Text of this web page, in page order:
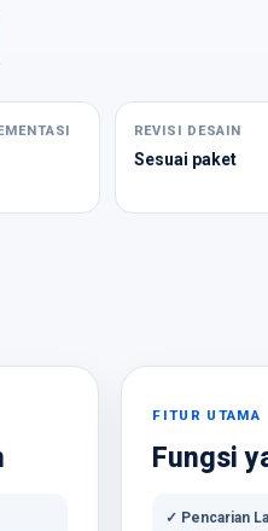
REVISI DESAIN
Sesuai paket
FITUR UTAMA
Fungsi
✓ Pencarian